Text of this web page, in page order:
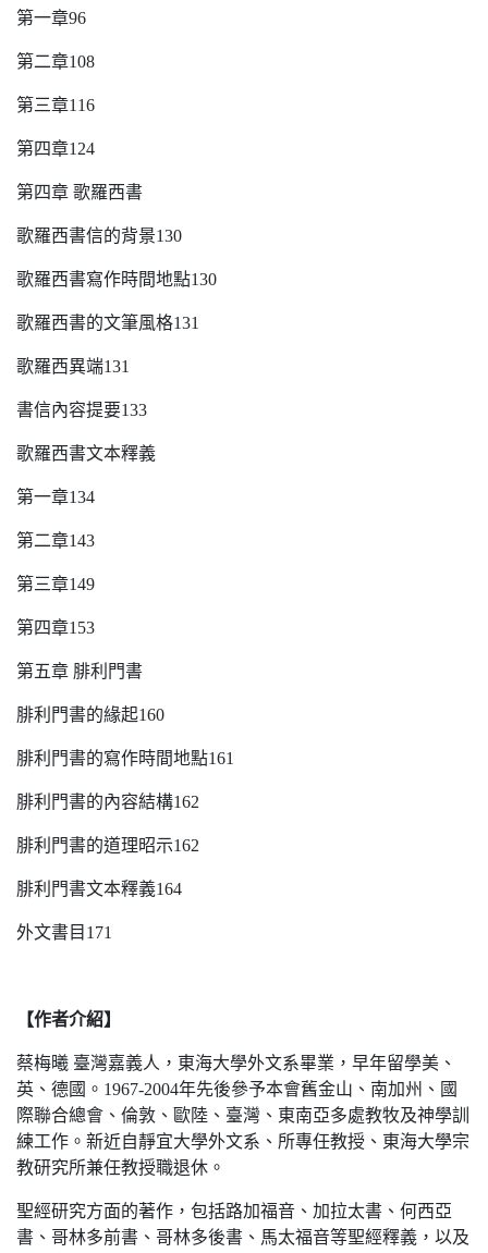
第一章96
第二章108
第三章116
第四章124
第四章 歌羅西書
歌羅西書信的背景130
歌羅西書寫作時間地點130
歌羅西書的文筆風格131
歌羅西異端131
書信內容提要133
歌羅西書文本釋義
第一章134
第二章143
第三章149
第四章153
第五章 腓利門書
腓利門書的緣起160
腓利門書的寫作時間地點161
腓利門書的內容結構162
腓利門書的道理昭示162
腓利門書文本釋義164
外文書目171
【作者介紹】
蔡梅曦 臺灣嘉義人，東海大學外文系畢業，早年留學美、
英、德國。1967-2004年先後參予本會舊金山、南加州、國
際聯合總會、倫敦、歐陸、臺灣、東南亞多處教牧及神學訓
練工作。新近自靜宜大學外文系、所專任教授、東海大學宗
教研究所兼任教授職退休。
聖經研究方面的著作，包括路加福音、加拉太書、何西亞
書、哥林多前書、哥林多後書、馬太福音等聖經釋義，以及